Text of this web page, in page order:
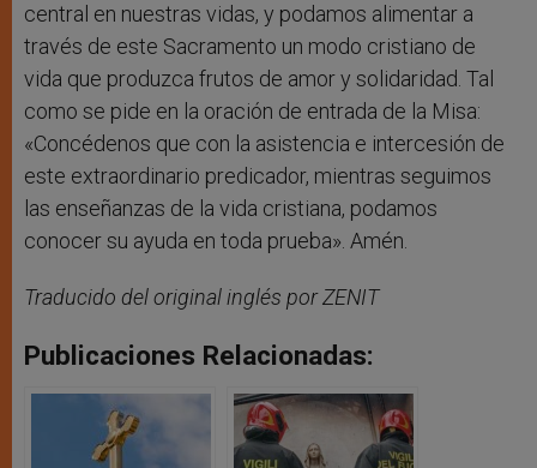
central en nuestras vidas, y podamos alimentar a
través de este Sacramento un modo cristiano de
vida que produzca frutos de amor y solidaridad. Tal
como se pide en la oración de entrada de la Misa:
«Concédenos que con la asistencia e intercesión de
este extraordinario predicador, mientras seguimos
las enseñanzas de la vida cristiana, podamos
conocer su ayuda en toda prueba». Amén.
Traducido del original inglés por ZENIT
Publicaciones Relacionadas: